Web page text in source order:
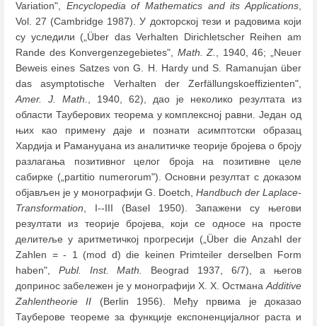
Variation", Encyclopedia of Mathematics and its Applications,
Vol. 27 (Cambridge 1987). У докторској тези и радовима који
су уследили („Über das Verhalten Dirichletscher Reihen am
Rande des Konvergenzegebietes", Math. Z., 1940, 46; „Neuer
Beweis eines Satzes von G. H. Hardy und S. Ramanujan über
das asymptotische Verhalten der Zerfällungskoeffizienten",
Amer. J. Math., 1940, 62), дао је неколико резултата из
области Тауберових теорема у комплексној равни. Један од
њих као примену даје и познати асимптотски образац
Хардија и Рамануџана из аналитичке теорије бројева о броју
разлагања позитивног целог броја на позитивне целе
сабирке („partitio numerorum"). Основни резултат с доказом
објављен је у монографији G. Doetch, Handbuch der Laplace-
Transformation, I--III (Basel 1950). Запажени су његови
резултати из теорије бројева, који се односе на просте
делитеље у аритметичкој прогресији („Über die Anzahl der
Zahlen = - 1 (mod d) die keinen Primteiler derselben Form
haben", Publ. Inst. Math.
Beograd 1937, 6/7), а његов
допринос забележен је у монографији Х. Х. ОстманаAdditive
Zahlentheorie II (Berlin 1956). Међу првима је доказао
Тауберове теореме за функције експоненцијалног раста и